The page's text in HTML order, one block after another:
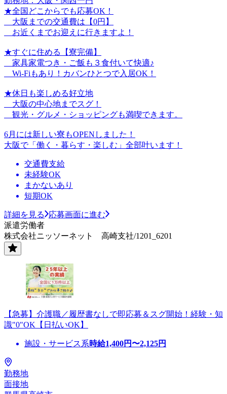
★全国どこからでも応募OK！
大阪までの交通費は【0円】
お近くまでお迎えに行きますよ！
★すぐに住める【寮完備】
家具家電つき・ご飯も３食付いて快適♪
Wi-Fiもあり！カバンひとつで入居OK！
★休日も楽しめる好立地
大阪の中心地までスグ！
観光・グルメ・ショッピングも満喫できます。
6月には新しい寮もOPENしました！
大阪で「働く・暮らす・楽しむ」全部叶います！
交通費支給
未経験OK
まかないあり
短期OK
詳細を見る
応募画面に進む
派遣労働者
株式会社ニッソーネット 高崎支社/1201_6201
【急募】介護職／履歴書なしで即応募＆スグ開始！経験・知
識"0"OK【日払いOK】
施設・サービス系時給1,400円〜2,125円
勤務地
面接地